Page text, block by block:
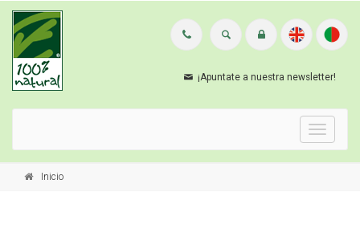
¡Apuntate a nuestra newsletter!
Menu
Inicio